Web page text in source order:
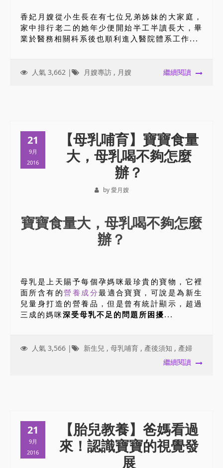
香妃月嫂從小生長在有七位兄弟姊妹的大家庭，
家中排行老二的她年少便開始半工半讀長大，畢
業於醫務相關科系後也順利進入醫院體系工作...
人氣 3,662 | 月嫂專訪 , 月嫂 繼續閱讀
21
9月
2016
【母乳哺育】寶寶食量
大，母乳喝不夠怎麼
辦？
by 愛月嫂
寶寶食量大，母乳喝不夠怎麼
辦？
母乳是上天賜予每個孕媽咪最珍貴的寶物，它裡
面所含有的營養成分最適合寶寶，可說是為新生
兒量身打造的營養品，但是曾有統計顯示，超過
三成的媽咪深受母乳不足的問題所困擾...
人氣 3,566 | 新生兒 , 母乳哺育 , 產後須知 , 產婦
繼續閱讀
21
9月
2016
【胎兒教養】爸媽看過
來！認識寶寶的視覺發
展